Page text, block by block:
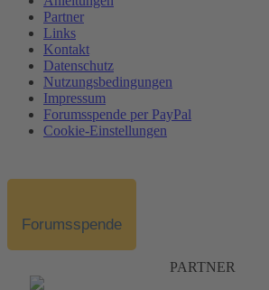
Partner
Links
Kontakt
Datenschutz
Nutzungsbedingungen
Impressum
Forumsspende per PayPal
Cookie-Einstellungen
Forumsspende
PARTNER